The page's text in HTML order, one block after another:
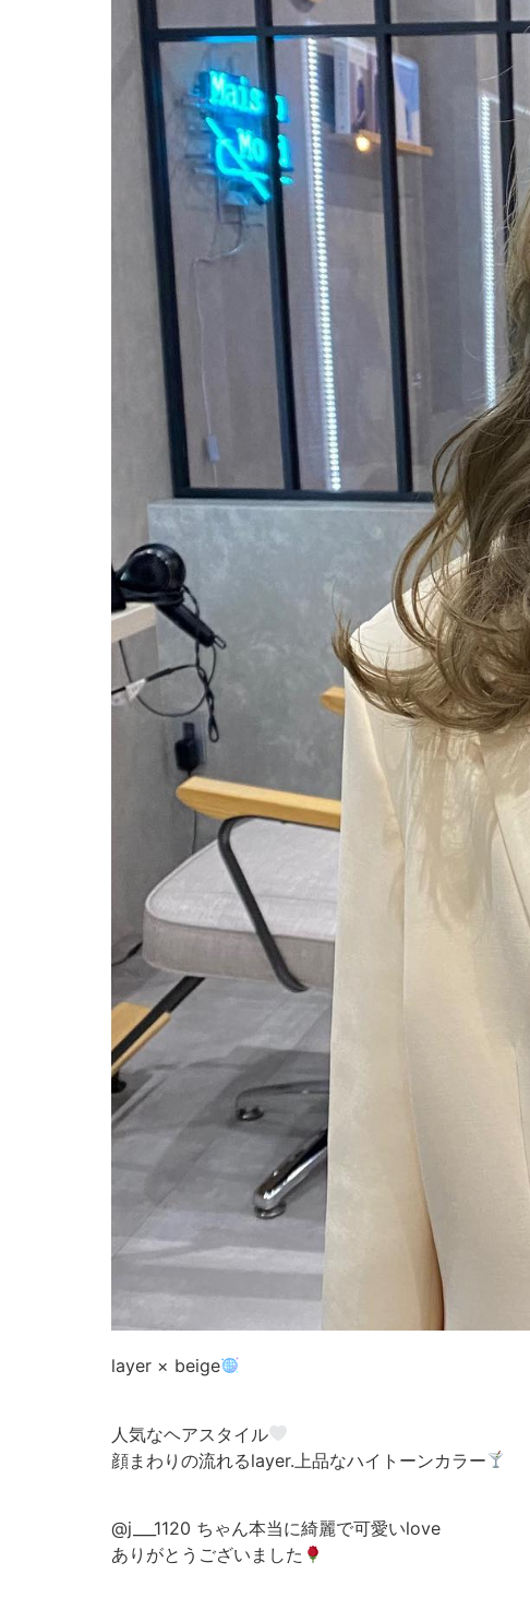
layer × beige
人気なヘアスタイル
顔まわりの流れるlayer.上品なハイトーンカラー
@j___1120 ちゃん本当に綺麗で可愛いlove
ありがとうございました